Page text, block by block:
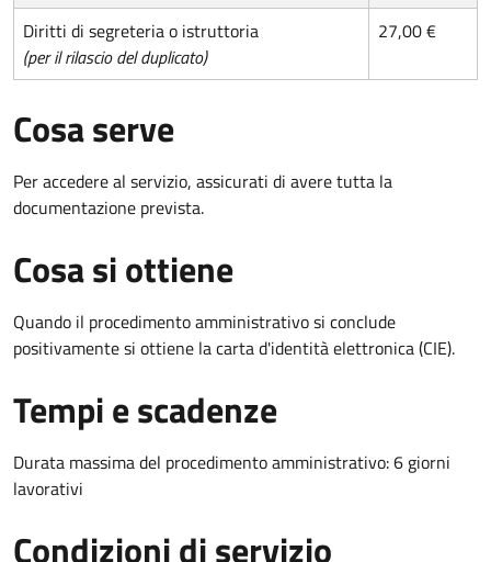
Diritti di segreteria o istruttoria
(per il rilascio del duplicato)
27,00 €
Cosa serve
Per accedere al servizio, assicurati di avere tutta la
documentazione prevista.
Cosa si ottiene
Quando il procedimento amministrativo si conclude
positivamente si ottiene la carta d'identità elettronica (CIE).
Tempi e scadenze
Durata massima del procedimento amministrativo: 6 giorni
lavorativi
Condizioni di servizio